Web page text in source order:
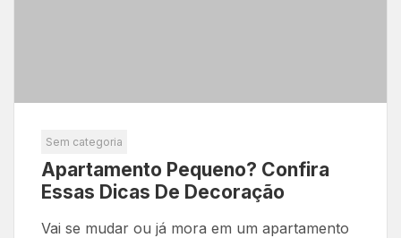
Sem categoria
Apartamento Pequeno? Confira
Essas Dicas De Decoração
Vai se mudar ou já mora em um apartamento